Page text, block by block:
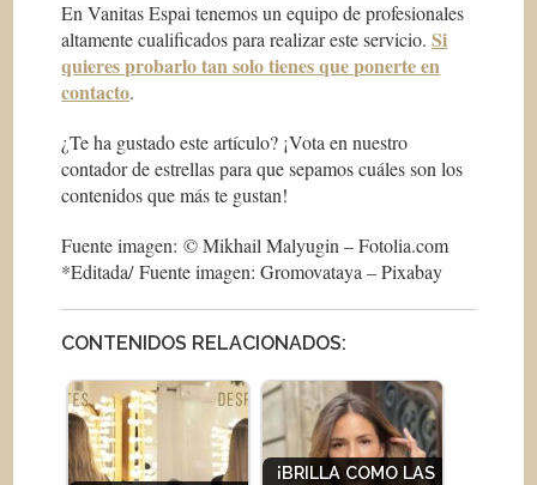
En Vanitas Espai tenemos un equipo de profesionales
altamente cualificados para realizar este servicio.Si
quieres probarlo tan solo tienes que ponerte en
contacto.
¿Te ha gustado este artículo? ¡Vota en nuestro
contador de estrellas para que sepamos cuáles son los
contenidos que más te gustan!
Fuente imagen: © Mikhail Malyugin – Fotolia.com
*Editada/ Fuente imagen: Gromovataya – Pixabay
CONTENIDOS RELACIONADOS:
¡BRILLA COMO LAS